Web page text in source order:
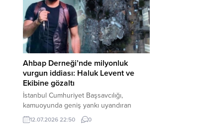
tamamlandı. Güvenlik birimlerindeki
sorgularının ardından yoğun güvenlik
önlemleri altında adliyeye sevk edilen
U.Y. ve...
Ahbap Derneği’nde milyonluk
vurgun iddiası: Haluk Levent ve
Ekibine gözaltı
İstanbul Cumhuriyet Başsavcılığı,
kamuoyunda geniş yankı uyandıran
Ahbap Derneği’ne yönelik kapsamlı bir
soruşturma başlattığını ve Dernek
12.07.2026 22:50 0